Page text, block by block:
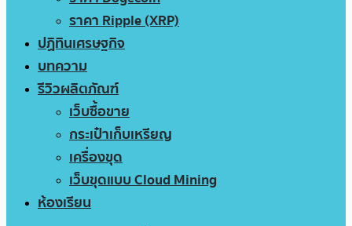
ราคา Ripple (XRP)
ปฏิทินเศรษฐกิจ
บทความ
รีวิวผลิตภัณฑ์
เว็บซื้อขาย
กระเป๋าเก็บเหรียญ
เครื่องขุด
เว็บขุดแบบ Cloud Mining
ห้องเรียน